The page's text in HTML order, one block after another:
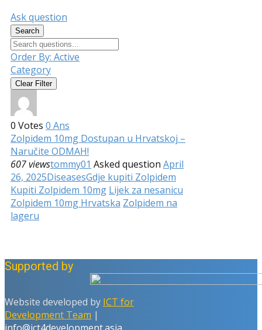
Ask question
Search
Order By: Active
Category
Clear Filter
0 Votes 0 Ans
Zolpidem 10mg Dostupan u Hrvatskoj –
Naručite ODMAH!
607 viewstommy01 Asked question April
26, 2025DiseasesGdje kupiti Zolpidem
Kupiti Zolpidem 10mg Lijek za nesanicu
Zolpidem 10mg Hrvatska Zolpidem na
lageru
Supported by
Website developed by ICT for
Development Team |